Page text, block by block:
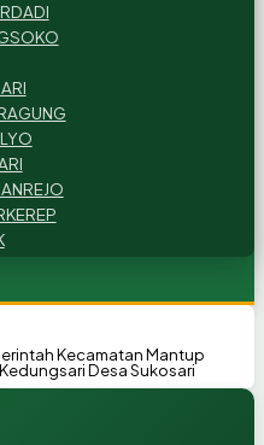
Kecamatan Mantup
Desa Sukosari